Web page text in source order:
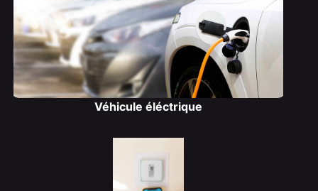
Véhicule éléctrique